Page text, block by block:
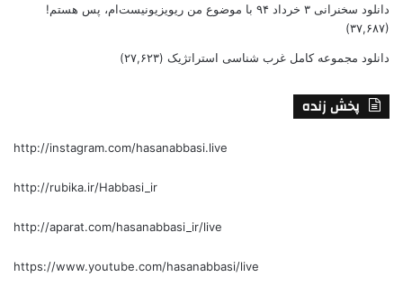
دانلود سخنرانی ۳ خرداد ۹۴ با موضوع من ریویزیونیست‌ام، پس هستم!
(۳۷,۶۸۷)
دانلود مجموعه کامل غرب شناسی استراتژیک (۲۷,۶۲۳)
پخش زنده
http://instagram.com/hasanabbasi.live
http://rubika.ir/Habbasi_ir
http://aparat.com/hasanabbasi_ir/live
https://www.youtube.com/hasanabbasi/live